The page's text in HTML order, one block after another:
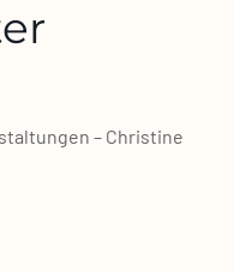
– Chris­ti­ne